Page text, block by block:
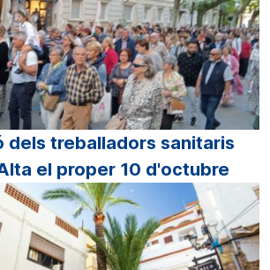
dels treballadors sanitaris
el proper 10 d'octubre